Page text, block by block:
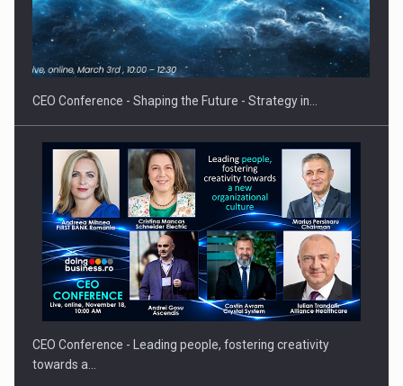
Hard Enduro Piatra Craiului 2026, fueled by benzinariile RO…
CEO Conference - Shaping the Future - Strategy in…
CEO Conference - Leading people, fostering creativity
towards a…